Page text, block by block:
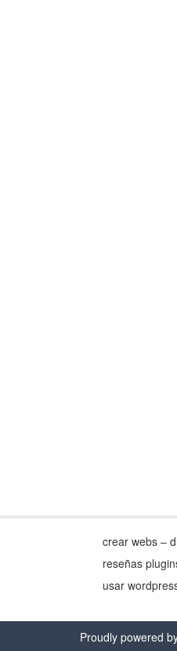
crear webs –
reseñas
usar
Proudly powered